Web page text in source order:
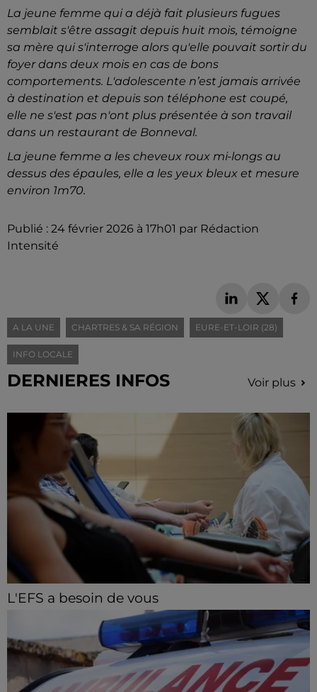
La jeune femme qui a déjà fait plusieurs fugues
semblait s'être assagit depuis huit mois, témoigne
sa mère qui s'interroge alors qu'elle pouvait sortir du
foyer dans deux mois en cas de bons
comportements. L'adolescente n’est jamais arrivée
à destination et depuis son téléphone est coupé,
elle ne s'est pas n'ont plus présentée à son travail
dans un restaurant de Bonneval.
La jeune femme a les cheveux roux mi-longs au
dessus des épaules, elle a les yeux bleux et mesure
environ 1m70.
Publié : 24 février 2026 à 17h01 par Rédaction
Intensité
A LA UNE CHARTRES & SA RÉGION EURE-ET-LOIR (28)
INFO LOCALE
DERNIERES INFOS Voir plus
L'EFS a besoin de vous
Les collectes de sang restent en tension en Eure-et-
Loir, avec de nombreux créneaux à réserver.